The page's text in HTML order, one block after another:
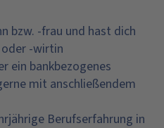
bzw. -frau und hast dich
-wirtin
ein bankbezogenes
mit anschließendem
Berufserfahrung in